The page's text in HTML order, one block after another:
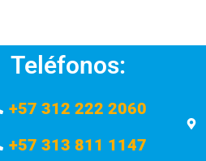
Teléfonos:
+57 312 222 2060
+57 313 811 1147